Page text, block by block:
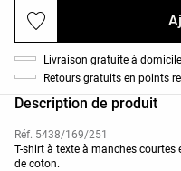
Livraison gratuite à
Retours gratuits en points
Description de produit
Réf. 5438/169/251
T-shirt à texte à manches
de coton.